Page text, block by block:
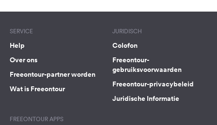
SERVICE
Help
Over ons
Freeontour-partner worden
Wat is Freeontour
JURIDISCH
Colofon
Freeontour-
gebruiksvoorwaarden
Freeontour-privacybeleid
Juridische Informatie
FREEONTOUR APPS